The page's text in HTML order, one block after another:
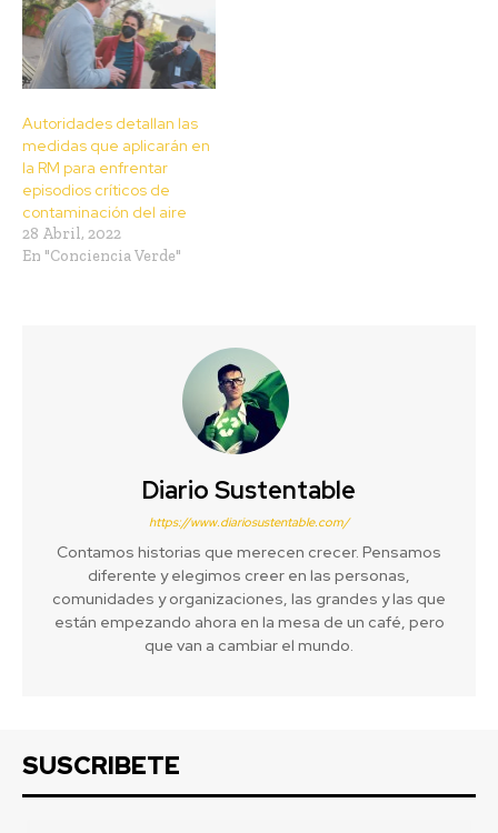
Autoridades detallan las
medidas que aplicarán en
la RM para enfrentar
episodios críticos de
contaminación del aire
28 Abril, 2022
En "Conciencia Verde"
Diario Sustentable
https://www.diariosustentable.com/
Contamos historias que merecen crecer. Pensamos
diferente y elegimos creer en las personas,
comunidades y organizaciones, las grandes y las que
están empezando ahora en la mesa de un café, pero
que van a cambiar el mundo.
SUSCRIBETE